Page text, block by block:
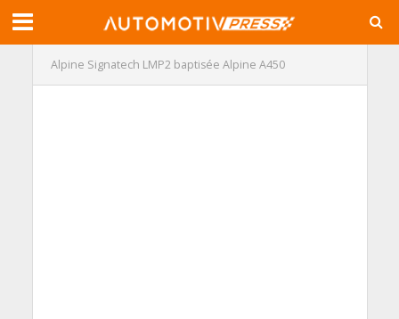
Alpine Signatech LMP2 baptisée Alpine A450